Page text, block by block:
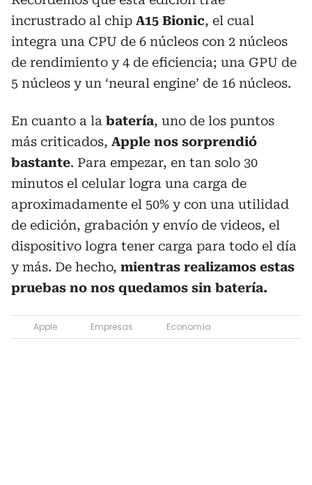
incrustrado al chip A15 Bionic, el cual
integra una CPU de 6 núcleos con 2 núcleos
de rendimiento y 4 de eficiencia; una GPU de
5 núcleos y un ‘neural engine’ de 16 núcleos.
En cuanto a la batería, uno de los puntos
más criticados, Apple nos sorprendió
bastante. Para empezar, en tan solo 30
minutos el celular logra una carga de
aproximadamente el 50% y con una utilidad
de edición, grabación y envío de videos, el
dispositivo logra tener carga para todo el día
y más. De hecho, mientras realizamos estas
pruebas no nos quedamos sin batería.
Apple Empresas Economía